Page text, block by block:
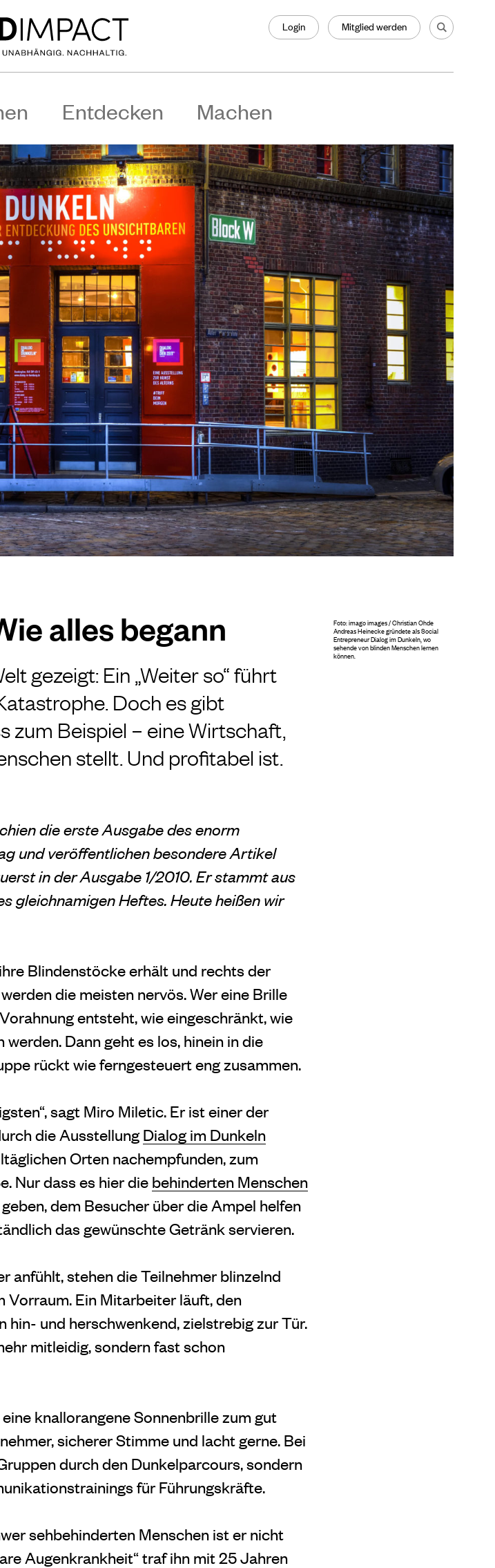
Login Mitglied werden
Entdecken Machen
alles begann
gezeigt: Ein „Weiter so“ führt
Doch es gibt
zum Beispiel – eine Wirtschaft,
stellt. Und profitabel ist.
die erste Ausgabe des enorm
und veröffentlichen besondere Artikel
in der Ausgabe 1/2010. Er stammt aus
gleichnamigen Heftes. Heute heißen wir
Blindenstöcke erhält und rechts der
die meisten nervös. Wer eine Brille
entsteht, wie eingeschränkt, wie
Dann geht es los, hinein in die
rückt wie ferngesteuert eng zusammen.
sagt Miro Miletic. Er ist einer der
die Ausstellung Dialog im Dunkeln
Orten nachempfunden, zum
Nur dass es hier die behinderten Menschen
dem Besucher über die Ampel helfen
das gewünschte Getränk servieren.
anfühlt, stehen die Teilnehmer blinzelnd
Vorraum. Ein Mitarbeiter läuft, den
und herschwenkend, zielstrebig zur Tür.
mitleidig, sondern fast schon
knallorangene Sonnenbrille zum gut
sicherer Stimme und lacht gerne. Bei
durch den Dunkelparcours, sondern
für Führungskräfte.
sehbehinderten Menschen ist er nicht
Augenkrankheit“ traf ihn mit 25 Jahren
Foto: imago images / Christian Ohde
Andreas Heinecke gründete als Social
Entrepreneur Dialog im Dunkeln, wo
sehende von blinden Menschen lernen
können.